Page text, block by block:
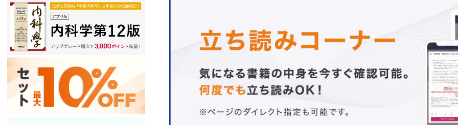
巻頭カラー デザインが拓くリハビリテーションの未来
2．高齢者のための次世代型車椅子PS・1-Smile（関川伸哉
リハ科医・専門職に薦めたい！ とっておきの学会・研究
4．他診療科とのディスカッションがおもしろい学会（梅本
ニューカマー リハ科専門医
（中島（鶴町）早百合）
知っておきたい神経科学のキィワード
リハビリテーションと薬剤
24．リハビリテーションのセッティング別の薬剤管理：(2)